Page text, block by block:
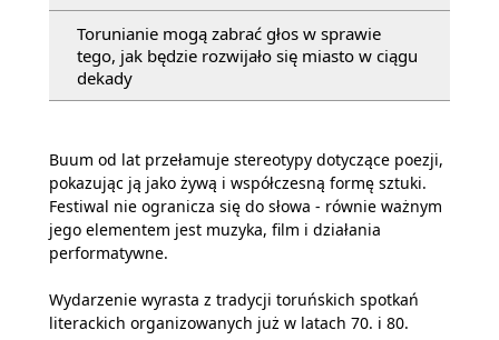
Torunianie mogą zabrać głos w sprawie
tego, jak będzie rozwijało się miasto w ciągu
dekady
Buum od lat przełamuje stereotypy dotyczące poezji,
pokazując ją jako żywą i współczesną formę sztuki.
Festiwal nie ogranicza się do słowa - równie ważnym
jego elementem jest muzyka, film i działania
performatywne.
Wydarzenie wyrasta z tradycji toruńskich spotkań
literackich organizowanych już w latach 70. i 80.